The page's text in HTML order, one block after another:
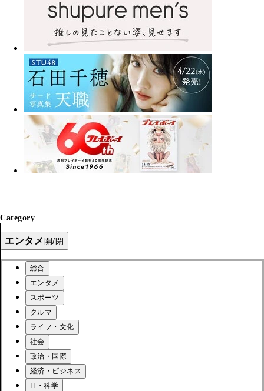
Category
エンタメ 開/閉
総合
エンタメ
スポーツ
クルマ
ライフ・文化
社会
政治・国際
経済・ビジネス
IT・科学